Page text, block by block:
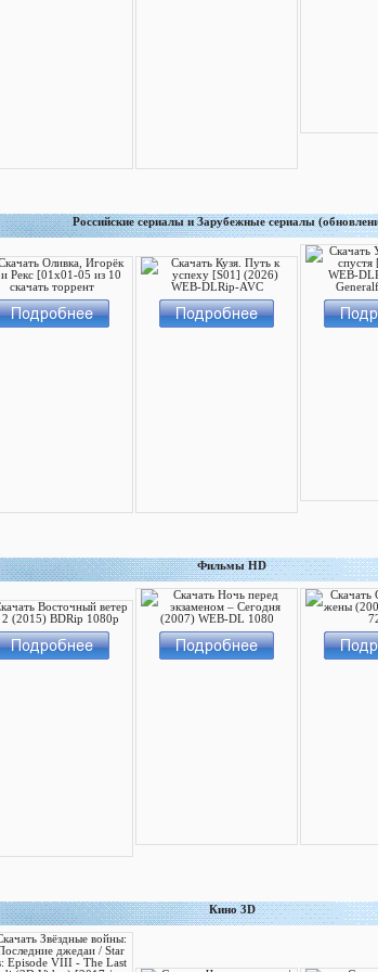
Российские сериалы и Зарубежные сериалы
Фильмы HD
Кино 3D